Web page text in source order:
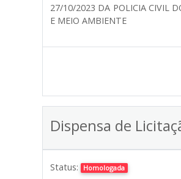
27/10/2023 DA POLICIA CIVIL
E MEIO AMBIENTE
Dispensa de
Status: Homologada